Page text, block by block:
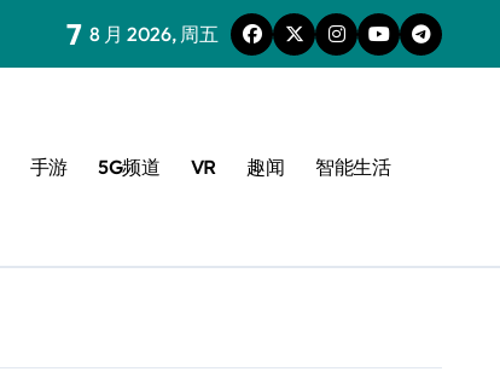
7 8 月 2026, 周五
手游 5G频道 VR 趣闻 智能生活